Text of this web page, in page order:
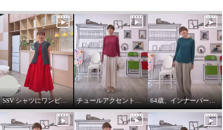
SSV シャツにワンピースをコーデしてみました。 チュールアクセントパーカー64歳カジュアル大好きが推し！ 64歳、インナーパーカーは必需品です。